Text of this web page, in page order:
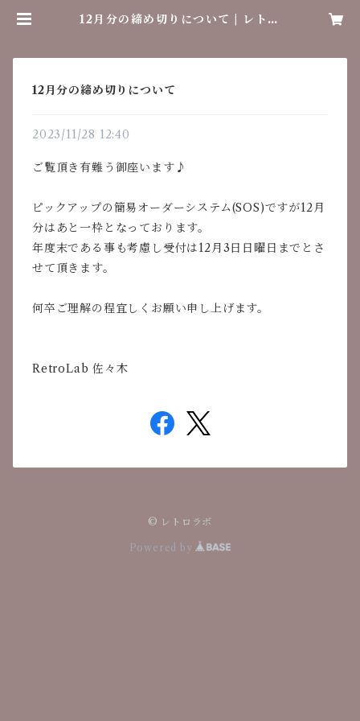
12月分の締め切りについて | レトロ
12月分の締め切りについて
2023/11/28 12:40
ご覧頂き有難う御座います♪
ピックアップの簡易オーダーシステム(SOS)ですが12月
分はあと一枠となっております。
年度末である事も考慮し受付は12月3日日曜日までとさ
せて頂きます。
何卒ご理解の程宜しくお願い申し上げます。
RetroLab 佐々木
© レトロラボ
Powered by